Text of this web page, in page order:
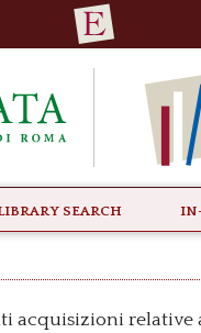
Search
acquisizioni